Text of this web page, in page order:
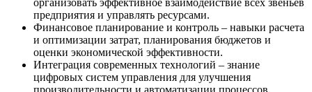
организовать эффективное взаимодействие всех звеньев
предприятия и управлять ресурсами.
Финансовое планирование и контроль – навыки расчета
и оптимизации затрат, планирования бюджетов и
оценки экономической эффективности.
Интеграция современных технологий – знание
цифровых систем управления для улучшения